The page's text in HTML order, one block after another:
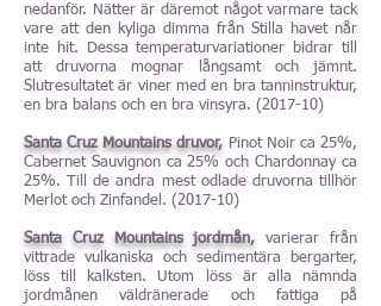
nedanför. Nätter är däremot något varmare tack
vare att den kyliga dimma från Stilla havet når
inte hit. Dessa temperaturvariationer bidrar till
att druvorna mognar långsamt och jämnt.
Slutresultatet är viner med en bra tanninstruktur,
en bra balans och en bra vinsyra. (2017-10)
Santa Cruz Mountains druvor, Pinot Noir ca 25%,
Cabernet Sauvignon ca 25% och Chardonnay ca
25%. Till de andra mest odlade druvorna tillhör
Merlot och Zinfandel. (2017-10)
Santa Cruz Mountains jordmån, varierar från
vittrade vulkaniska och sedimentära bergarter,
löss till kalksten. Utom löss är alla nämnda
jordmånen väldränerade och fattiga på